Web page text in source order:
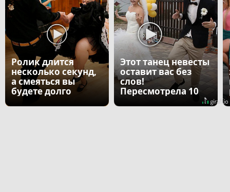
Ролик длится
несколько секунд,
а смеяться вы
будете долго
Этот танец невесты
оставит вас без
слов!
Пересмотрела 10